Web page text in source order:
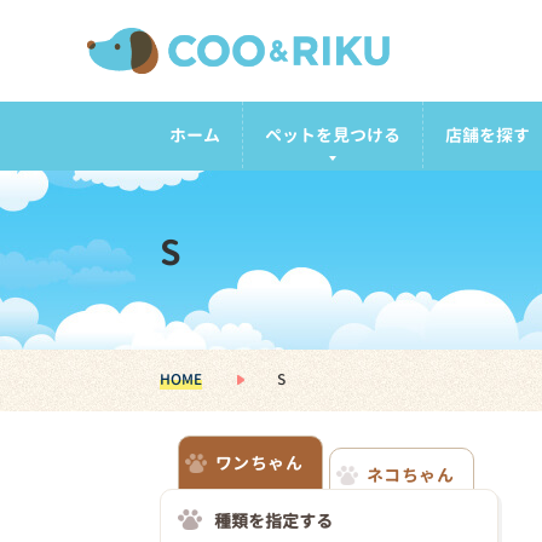
ホーム ペットを見つける 店舗を探す
S
HOME S
ワンちゃん
ネコちゃん
種類を指定する